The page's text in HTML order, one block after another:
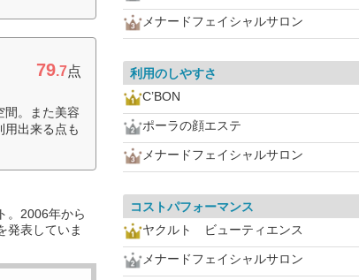
79.7点
間。また美容
用出来る点も
。2006年から
発表していま
メナードフェイシャルサロン
利用のしやすさ
C’BON
ポーラの顔エステ
メナードフェイシャルサロン
コストパフォーマンス
ヤクルト ビューティエンス
メナードフェイシャルサロン